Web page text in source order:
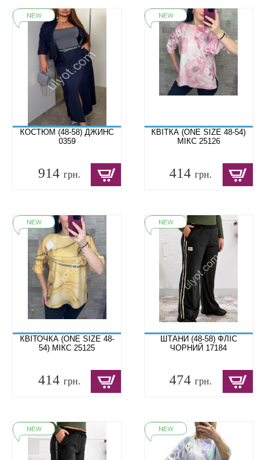
КОСТЮМ (48-58) ДЖИНС
0359
914 грн.
КВІТКА (ONE SIZE 48-54)
МІКС 25126
414грн.
КВІТОЧКА (ONE SIZE 48-
54) МІКС 25125
414 грн.
ШТАНИ (48-58) ФЛІС
ЧОРНИЙ 17184
474грн.